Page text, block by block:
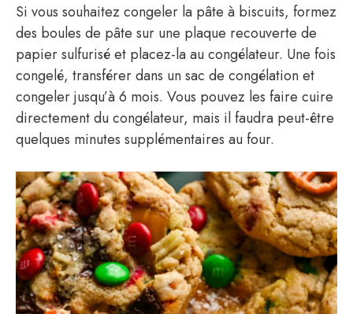
Si vous souhaitez congeler la pâte à biscuits, formez
des boules de pâte sur une plaque recouverte de
papier sulfurisé et placez-la au congélateur. Une fois
congelé, transférer dans un sac de congélation et
congeler jusqu’à 6 mois. Vous pouvez les faire cuire
directement du congélateur, mais il faudra peut-être
quelques minutes supplémentaires au four.